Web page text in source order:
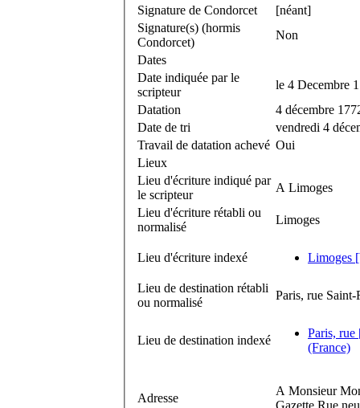
Signature de Condorcet
[néant]
Signature(s) (hormis
Condorcet)
Non
Dates
Date indiquée par le
scripteur
le 4 Decembre
Datation
4 décembre
Date de tri
vendredi 4
Travail de datation achevé Oui
Lieux
Lieu d'écriture indiqué par
le scripteur
A Limoges
Lieu d'écriture rétabli ou
normalisé
Limoges
Lieu d'écriture indexé Limoges
Lieu de destination rétabli
ou normalisé
Paris, rue Saint-
Lieu de destination indexé
Paris, rue
(France)
Adresse
A Monsieur
Gazette Rue